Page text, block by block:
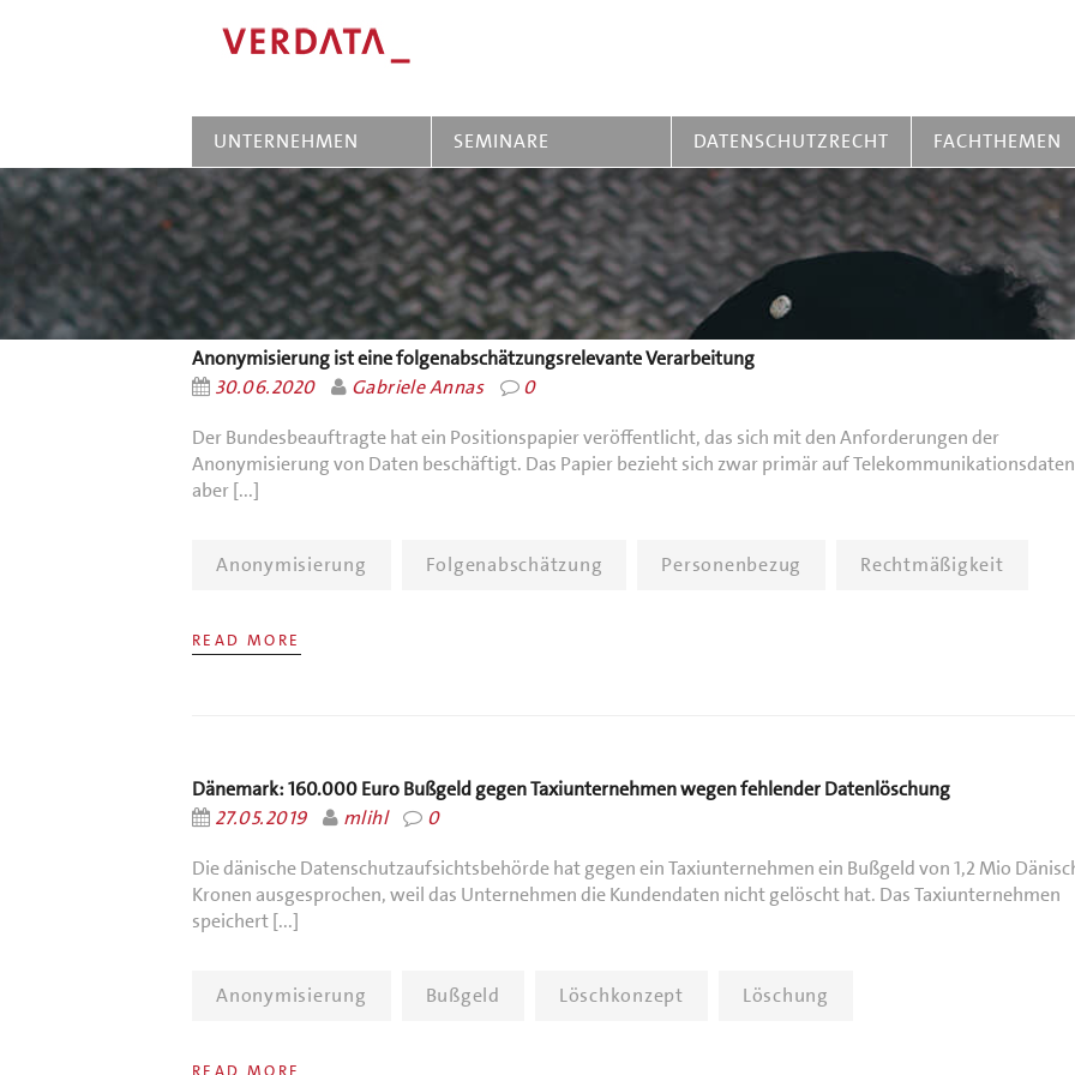
UNTERNEHMEN SEMINARE DATENSCHUTZRECHT FACHTHEMEN
Anonymisierung ist eine folgenabschätzungsrelevante Verarbeitung
30.06.2020
Gabriele Annas
0
Der Bundesbeauftragte hat ein Positionspapier veröffentlicht, das sich mit den Anforderungen der
Anonymisierung von Daten beschäftigt. Das Papier bezieht sich zwar primär auf
aber [...]
Anonymisierung Folgenabschätzung Personenbezug Rechtmäßigkeit
READ MORE
Dänemark: 160.000 Euro Bußgeld gegen Taxiunternehmen wegen fehlender Datenlöschung
27.05.2019
mlihl
0
Die dänische Datenschutzaufsichtsbehörde hat gegen ein Taxiunternehmen ein Bußgeld von 1,2 Mio
Kronen ausgesprochen, weil das Unternehmen die Kundendaten nicht gelöscht hat. Das Taxiunternehmen
speichert [...]
Anonymisierung Bußgeld Löschkonzept Löschung
READ MORE